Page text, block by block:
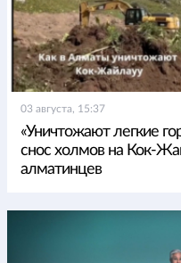
03 августа, 15:37
«Уничтожают легкие
снос холмов на Кок-
алматинцев